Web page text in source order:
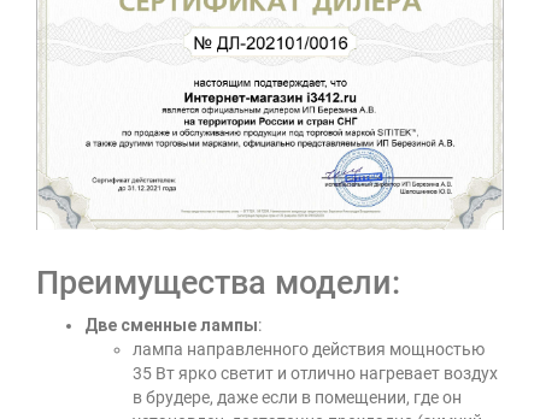
Преимущества модели:
Две сменные лампы:
лампа направленного действия мощностью
35 Вт ярко светит и отлично нагревает воздух
в брудере, даже если в помещении, где он